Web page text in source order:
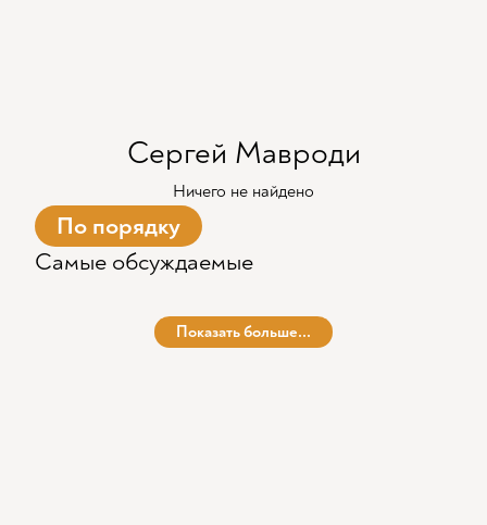
Сергей Мавроди
Ничего не найдено
По порядку
Самые обсуждаемые
Показать больше...